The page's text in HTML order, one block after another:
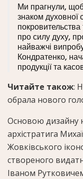
Ми прагнули,
знаком духовної
про силу духу,
найважчі
Кондратенко,
продукції та
Читайте також:
обрала нового
Основою дизайну
архістратига
Жовківського
створеного
Іваном